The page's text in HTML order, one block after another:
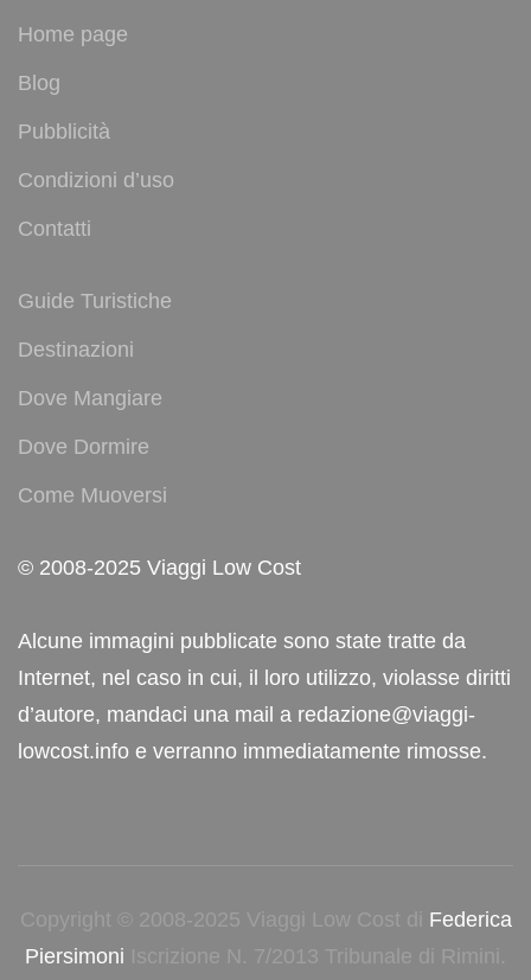
Home page
Blog
Pubblicità
Condizioni d’uso
Contatti
Guide Turistiche
Destinazioni
Dove Mangiare
Dove Dormire
Come Muoversi
© 2008-2025 Viaggi Low Cost
Alcune immagini pubblicate sono state tratte da
Internet, nel caso in cui, il loro utilizzo, violasse diritti
d’autore, mandaci una mail a redazione@viaggi-
lowcost.info e verranno immediatamente rimosse.
Copyright © 2008-2025 Viaggi Low Cost di Federica
Piersimoni Iscrizione N. 7/2013 Tribunale di Rimini.